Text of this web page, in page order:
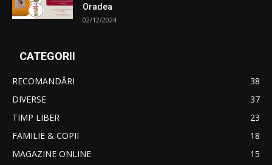
Oradea
02/12/2024
CATEGORII
RECOMANDĂRI
38
DIVERSE
37
TIMP LIBER
23
FAMILIE & COPII
18
MAGAZINE ONLINE
15